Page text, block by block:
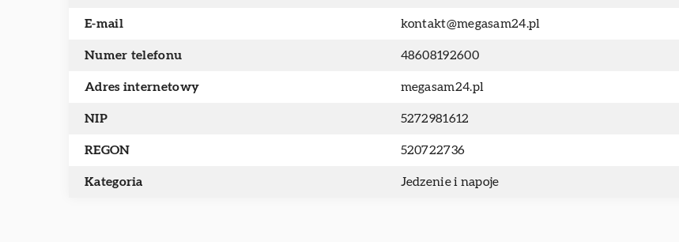
E-mail kontakt@megasam24.pl
Numer telefonu 48608192600
Adres internetowy megasam24.pl
NIP 5272981612
REGON 520722736
Kategoria Jedzenie i napoje